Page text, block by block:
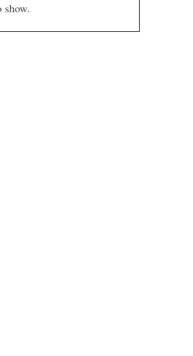
show.